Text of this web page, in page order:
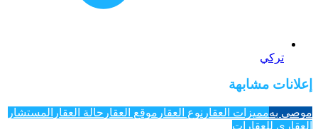
تركي
إعلانات مشابهة
موصى بهمميزات العقار نوع العقار موقع العقار حالة العقار المستشار
العقاري للعقارات